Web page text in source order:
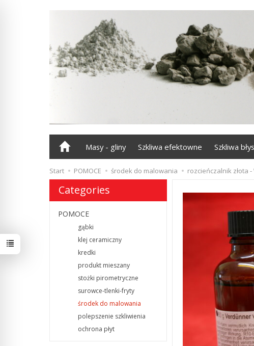
Masy - gliny Szkliwa efektowne Szkliwa
Start POMOCE środek do malowania rozcieńczalnik złota
Categories
POMOCE
gąbki
klej ceramiczny
kredki
produkt mieszany
stożki pirometryczne
surowce-tlenki-fryty
środek do malowania
polepszenie szkliwienia
ochrona płyt